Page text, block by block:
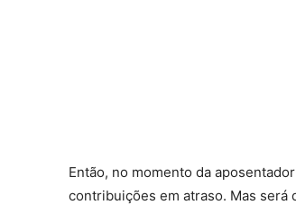
Então, no momento da
contribuições em atraso. Mas será